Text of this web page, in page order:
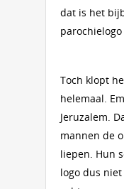
dat is het
Toch klopt
helemaal.
Jeruzalem.
mannen de
liepen. Hun
logo dus